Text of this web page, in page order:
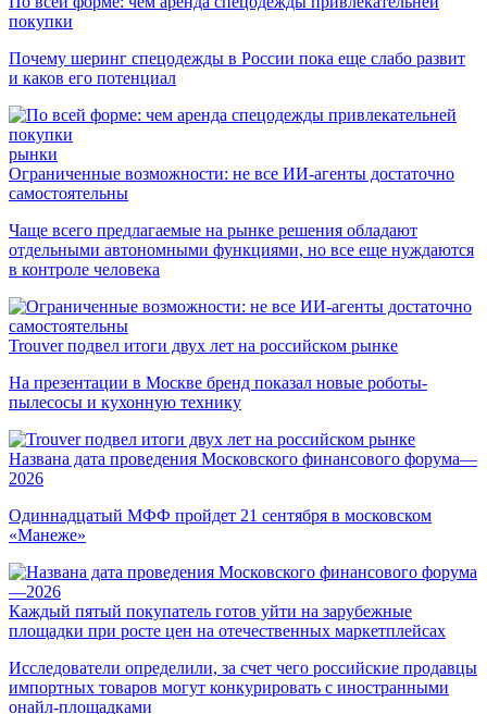
покупки
Почему шеринг спецодежды в России пока еще слабо развит
и каков его потенциал
рынки
Ограниченные возможности: не все ИИ-агенты достаточно
самостоятельны
Чаще всего предлагаемые на рынке решения обладают
отдельными автономными функциями, но все еще нуждаются
в контроле человека
Trouver подвел итоги двух лет на российском рынке
На презентации в Москве бренд показал новые роботы-
пылесосы и кухонную технику
Названа дата проведения Московского финансового форума—
2026
Одиннадцатый МФФ пройдет 21 сентября в московском
«Манеже»
Каждый пятый покупатель готов уйти на зарубежные
площадки при росте цен на отечественных маркетплейсах
Исследователи определили, за счет чего российские продавцы
импортных товаров могут конкурировать с иностранными
онайл-площадками